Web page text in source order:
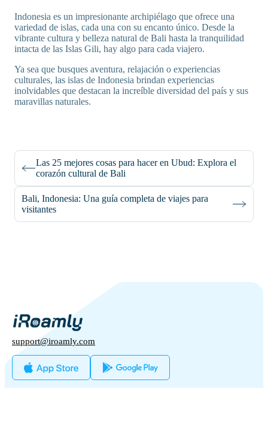
Indonesia es un impresionante archipiélago que ofrece una
variedad de islas, cada una con su encanto único. Desde la
vibrante cultura y belleza natural de Bali hasta la tranquilidad
intacta de las Islas Gili, hay algo para cada viajero.
Ya sea que busques aventura, relajación o experiencias
culturales, las islas de Indonesia brindan experiencias
inolvidables que destacan la increíble diversidad del país y sus
maravillas naturales.
Las 25 mejores cosas para hacer en Ubud: Explora el
corazón cultural de Bali
Bali, Indonesia: Una guía completa de viajes para
visitantes
support@iroamly.com